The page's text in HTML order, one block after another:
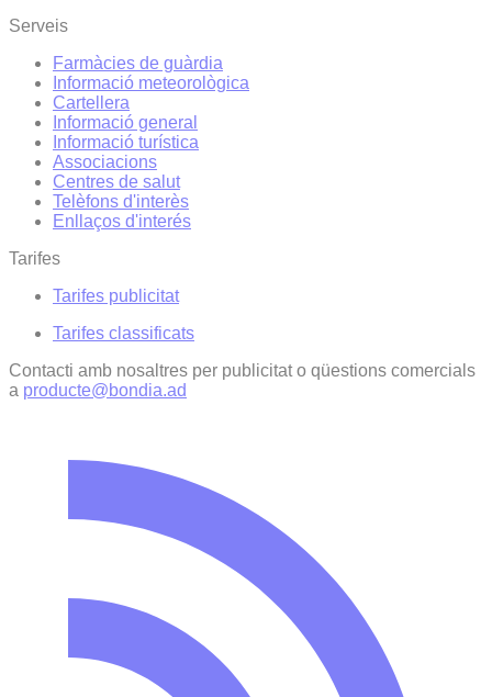
Serveis
Farmàcies de guàrdia
Informació meteorològica
Cartellera
Informació general
Informació turística
Associacions
Centres de salut
Telèfons d'interès
Enllaços d'interés
Tarifes
Tarifes publicitat
Tarifes classificats
Contacti amb nosaltres per publicitat o qüestions comercials
a producte@bondia.ad